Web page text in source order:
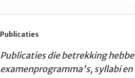
Publicaties
Publicaties die betrekking
examenprogramma's, syllabi